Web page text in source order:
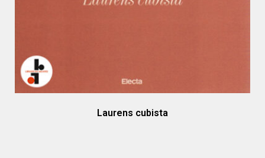
Laurens cubista